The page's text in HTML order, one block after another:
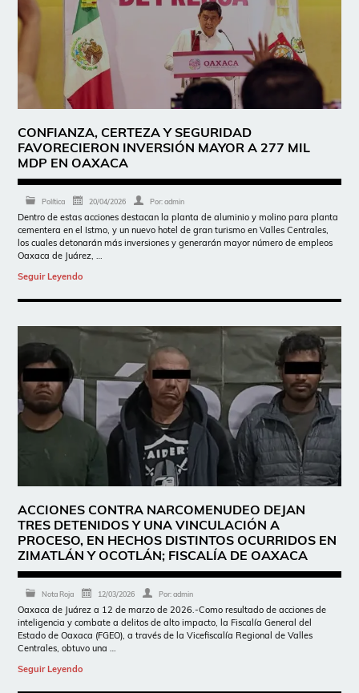
CONFIANZA, CERTEZA Y SEGURIDAD
FAVORECIERON INVERSIÓN MAYOR A 277 MIL
MDP EN OAXACA
Política 20/04/2026 Por:admin
Dentro de estas acciones destacan la planta de aluminio y molino para planta
cementera en el Istmo, y un nuevo hotel de gran turismo en Valles Centrales,
los cuales detonarán más inversiones y generarán mayor número de empleos
Oaxaca de Juárez, …
Seguir Leyendo
ACCIONES CONTRA NARCOMENUDEO DEJAN
TRES DETENIDOS Y UNA VINCULACIÓN A
PROCESO, EN HECHOS DISTINTOS OCURRIDOS EN
ZIMATLÁN Y OCOTLÁN; FISCALÍA DE OAXACA
Nota Roja 12/03/2026 Por:admin
Oaxaca de Juárez a 12 de marzo de 2026.-Como resultado de acciones de
inteligencia y combate a delitos de alto impacto, la Fiscalía General del
Estado de Oaxaca (FGEO), a través de la Vicefiscalía Regional de Valles
Centrales, obtuvo una …
Seguir Leyendo